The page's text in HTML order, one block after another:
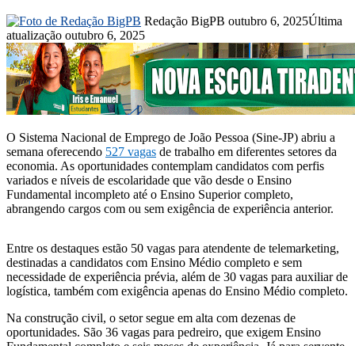
Redação BigPB Mande
e-
mail
outubro 6, 2025Última
atualização outubro 6, 2025
O Sistema Nacional de Emprego de João Pessoa (Sine-JP) abriu a
semana oferecendo 527 vagas de trabalho em diferentes setores da
economia. As oportunidades contemplam candidatos com perfis
variados e níveis de escolaridade que vão desde o Ensino
Fundamental incompleto até o Ensino Superior completo,
abrangendo cargos com ou sem exigência de experiência anterior.
Entre os destaques estão 50 vagas para atendente de telemarketing,
destinadas a candidatos com Ensino Médio completo e sem
necessidade de experiência prévia, além de 30 vagas para auxiliar de
logística, também com exigência apenas do Ensino Médio completo.
Na construção civil, o setor segue em alta com dezenas de
oportunidades. São 36 vagas para pedreiro, que exigem Ensino